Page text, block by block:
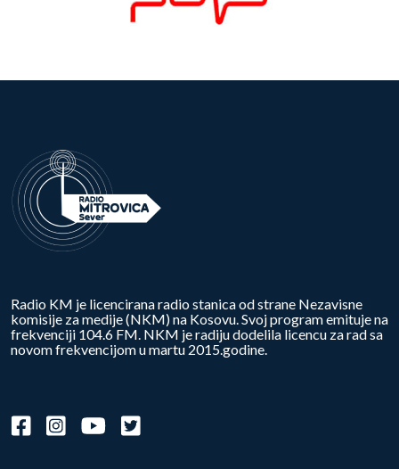
Radio KM je licencirana radio stanica od strane Nezavisne
komisije za medije (NKM) na Kosovu. Svoj program emituje na
frekvenciji 104.6 FM. NKM je radiju dodelila licencu za rad sa
novom frekvencijom u martu 2015.godine.